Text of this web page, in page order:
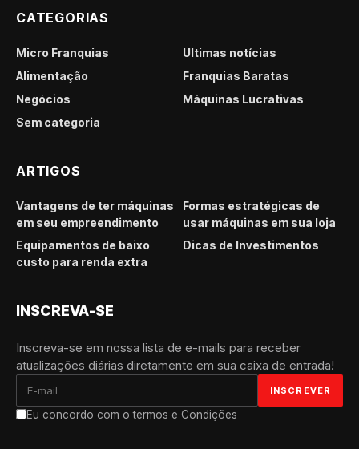
CATEGORIAS
Micro Franquias
Últimas notícias
Alimentação
Franquias Baratas
Negócios
Máquinas Lucrativas
Sem categoria
ARTIGOS
Vantagens de ter máquinas
em seu empreendimento
Formas estratégicas de
usar máquinas em sua loja
Equipamentos de baixo
custo para renda extra
Dicas de Investimentos
INSCREVA-SE
Inscreva-se em nossa lista de e-mails para receber
atualizações diárias diretamente em sua caixa de entrada!
Eu concordo com o termos e Condições